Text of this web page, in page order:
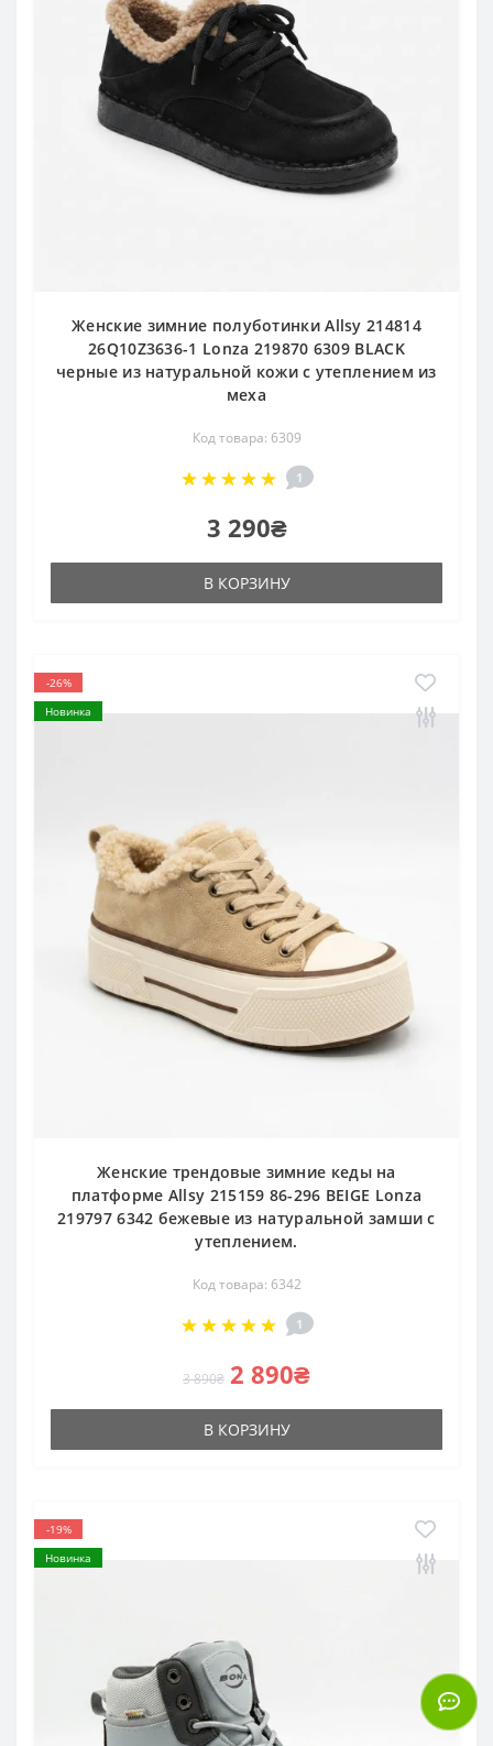
Женские зимние полуботинки Allsy 214814
26Q10Z3636-1 Lonza 219870 6309 BLACK
черные из натуральной кожи с утеплением из
меха
Код товара: 6309
1
3 290₴
В КОРЗИНУ
-26%
Новинка
Женские трендовые зимние кеды на
платформе Allsy 215159 86-296 BEIGE Lonza
219797 6342 бежевые из натуральной замши с
утеплением.
Код товара: 6342
1
3 890₴ 2 890₴
В КОРЗИНУ
-19%
Новинка